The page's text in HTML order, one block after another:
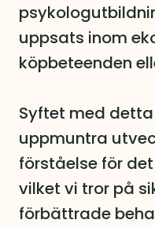
uppsats inom
köpbeteenden
Syftet med
uppmuntra
förståelse för
vilket vi tror på
förbättrade